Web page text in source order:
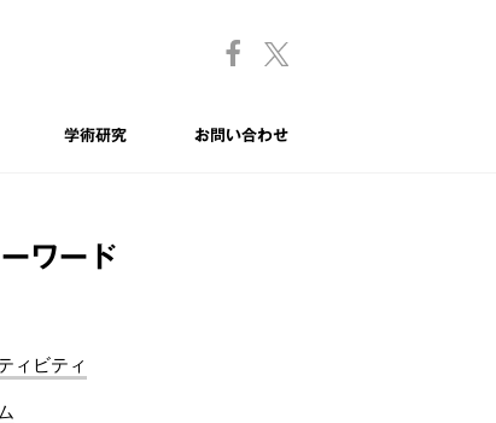
学術研究 お問い合わせ
ワード
ィビティ